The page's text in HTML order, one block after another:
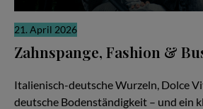
21. April 2026
Zahnspange, Fashion &
Italienisch-deutsche Wurzeln, Dolce
deutsche Bodenständigkeit – und ein